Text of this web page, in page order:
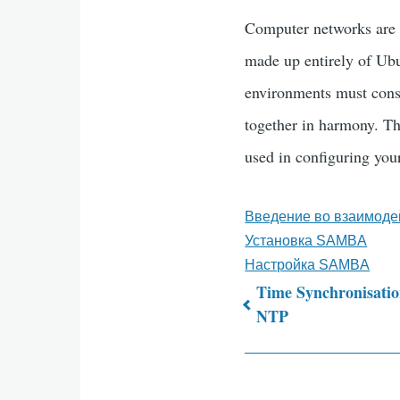
Computer networks
made up entirely of
environments must
together in harmony.
used in configuring
Введение во
Установка SAMBA
Настройка SAMBA
Time
NTP